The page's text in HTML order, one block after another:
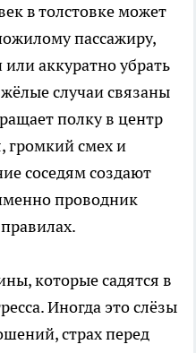
в толстовке может
пассажиру,
аккуратно убрать
случаи связаны
полку в центр
громкий смех и
соседям создают
проводник
которые садятся в
Иногда это слёзы
страх перед